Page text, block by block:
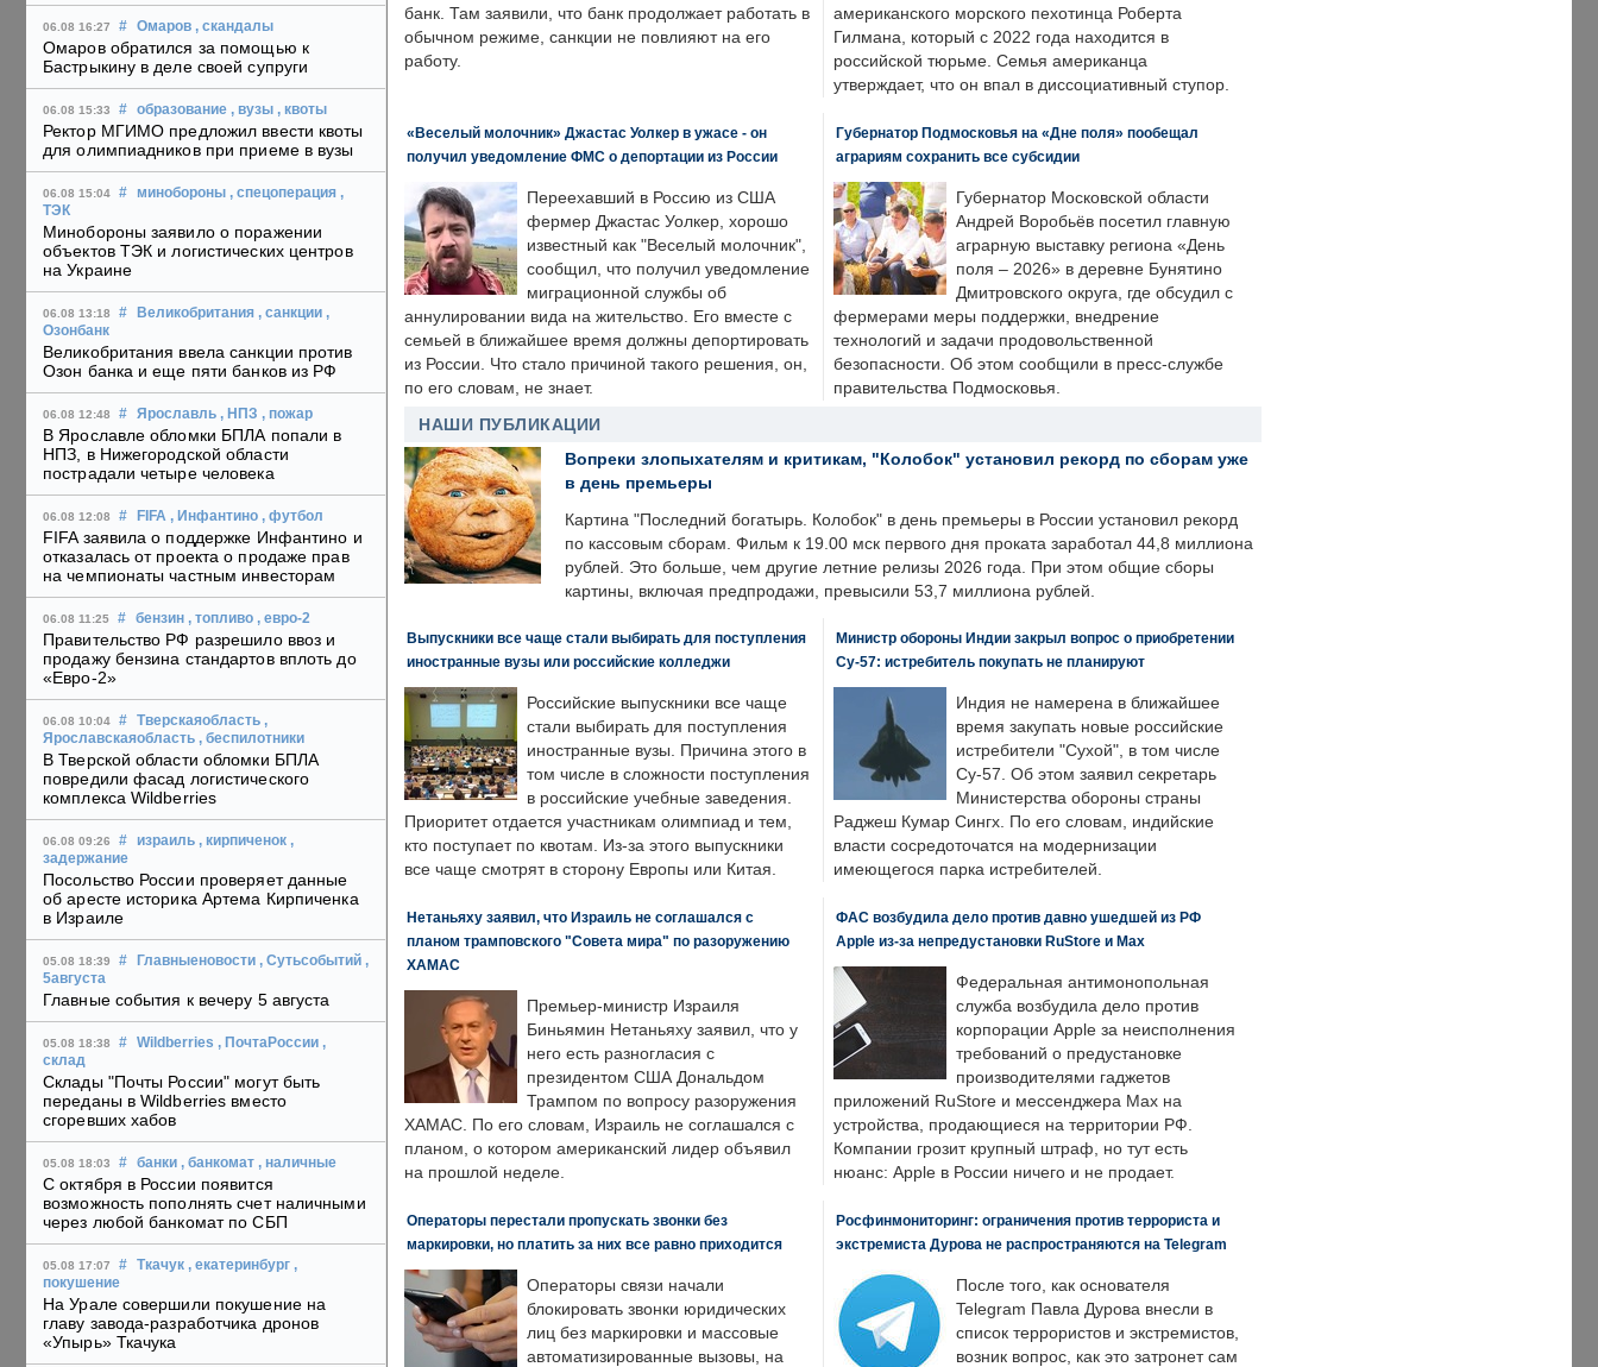
06.08 16:27 # Омаров , скандалы
Омаров обратился за помощью к
Бастрыкину в деле своей супруги
06.08 15:33 # образование , вузы , квоты
Ректор МГИМО предложил ввести квоты
для олимпиадников при приеме в вузы
06.08 15:04 # минобороны , спецоперация ,
ТЭК
Минобороны заявило о поражении
объектов ТЭК и логистических центров
на Украине
06.08 13:18 # Великобритания , санкции ,
Озонбанк
Великобритания ввела санкции против
Озон банка и еще пяти банков из РФ
06.08 12:48 # Ярославль , НПЗ , пожар
В Ярославле обломки БПЛА попали в
НПЗ, в Нижегородской области
пострадали четыре человека
06.08 12:08 # FIFA , Инфантино , футбол
FIFA заявила о поддержке Инфантино и
отказалась от проекта о продаже прав
на чемпионаты частным инвесторам
06.08 11:25 # бензин , топливо , евро-2
Правительство РФ разрешило ввоз и
продажу бензина стандартов вплоть до
«Евро-2»
06.08 10:04 # Тверскаяобласть ,
Ярославскаяобласть , беспилотники
В Тверской области обломки БПЛА
повредили фасад логистического
комплекса Wildberries
06.08 09:26 # израиль , кирпиченок ,
задержание
Посольство России проверяет данные
об аресте историка Артема Кирпиченка
в Израиле
05.08 18:39 # Главныеновости , Сутьсобытий ,
5августа
Главные события к вечеру 5 августа
05.08 18:38 # Wildberries , ПочтаРоссии ,
склад
Склады "Почты России" могут быть
переданы в Wildberries вместо
сгоревших хабов
05.08 18:03 # банки , банкомат , наличные
С октября в России появится
возможность пополнять счет наличными
через любой банкомат по СБП
05.08 17:07 # Ткачук , екатеринбург ,
покушение
На Урале совершили покушение на
главу завода-разработчика дронов
«Упырь» Ткачука
банк. Там заявили, что банк продолжает работать в
обычном режиме, санкции не повлияют на его
работу.
американского морского пехотинца Роберта
Гилмана, который с 2022 года находится в
российской тюрьме. Семья американца
утверждает, что он впал в диссоциативный ступор.
«Веселый молочник» Джастас Уолкер в ужасе - он
получил уведомление ФМС о депортации из России
Переехавший в Россию из США
фермер Джастас Уолкер, хорошо
известный как "Веселый молочник",
сообщил, что получил уведомление
миграционной службы об
аннулировании вида на жительство. Его вместе с
семьей в ближайшее время должны депортировать
из России. Что стало причиной такого решения, он,
по его словам, не знает.
Губернатор Подмосковья на «Дне поля» пообещал
аграриям сохранить все субсидии
Губернатор Московской области
Андрей Воробьёв посетил главную
аграрную выставку региона «День
поля – 2026» в деревне Бунятино
Дмитровского округа, где обсудил с
фермерами меры поддержки, внедрение
технологий и задачи продовольственной
безопасности. Об этом сообщили в пресс-службе
правительства Подмосковья.
НАШИ ПУБЛИКАЦИИ
Вопреки злопыхателям и критикам, "Колобок" установил рекорд по сборам уже
в день премьеры
Картина "Последний богатырь. Колобок" в день премьеры в России установил рекорд
по кассовым сборам. Фильм к 19.00 мск первого дня проката заработал 44,8 миллиона
рублей. Это больше, чем другие летние релизы 2026 года. При этом общие сборы
картины, включая предпродажи, превысили 53,7 миллиона рублей.
Выпускники все чаще стали выбирать для поступления
иностранные вузы или российские колледжи
Российские выпускники все чаще
стали выбирать для поступления
иностранные вузы. Причина этого в
том числе в сложности поступления
в российские учебные заведения.
Приоритет отдается участникам олимпиад и тем,
кто поступает по квотам. Из-за этого выпускники
все чаще смотрят в сторону Европы или Китая.
Министр обороны Индии закрыл вопрос о приобретении
Су-57: истребитель покупать не планируют
Индия не намерена в ближайшее
время закупать новые российские
истребители "Сухой", в том числе
Су-57. Об этом заявил секретарь
Министерства обороны страны
Раджеш Кумар Сингх. По его словам, индийские
власти сосредоточатся на модернизации
имеющегося парка истребителей.
Нетаньяху заявил, что Израиль не соглашался с
планом трамповского "Совета мира" по разоружению
ХАМАС
Премьер-министр Израиля
Биньямин Нетаньяху заявил, что у
него есть разногласия с
президентом США Дональдом
Трампом по вопросу разоружения
ХАМАС. По его словам, Израиль не соглашался с
планом, о котором американский лидер объявил
на прошлой неделе.
ФАС возбудила дело против давно ушедшей из РФ
Apple из-за непредустановки RuStore и Max
Федеральная антимонопольная
служба возбудила дело против
корпорации Apple за неисполнения
требований о предустановке
производителями гаджетов
приложений RuStore и мессенджера Max на
устройства, продающиеся на территории РФ.
Компании грозит крупный штраф, но тут есть
нюанс: Apple в России ничего и не продает.
Операторы перестали пропускать звонки без
маркировки, но платить за них все равно приходится
Операторы связи начали
блокировать звонки юридических
лиц без маркировки и массовые
автоматизированные вызовы, на
Росфинмониторинг: ограничения против террориста и
экстремиста Дурова не распространяются на Telegram
После того, как основателя
Telegram Павла Дурова внесли в
список террористов и экстремистов,
возник вопрос, как это затронет сам